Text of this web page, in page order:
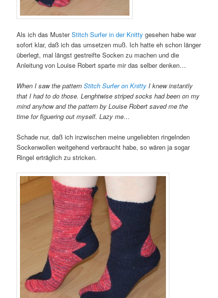
Als ich das MusterStitch Surfer in der Knitty gesehen habe war
sofort klar, daß ich das umsetzen muß. Ich hatte eh schon länger
überlegt, mal längst gestreifte Socken zu machen und die
Anleitung von Louise Robert sparte mir das selber denken…
When I saw the patternStitch Surfer on Knitty I knew instantly
that I had to do those. Lenghtwise striped socks had been on my
mind anyhow and the pattern by Louise Robert saved me the
time for figuering out myself. Lazy me…
Schade nur, daß ich inzwischen meine ungeliebten ringelnden
Sockenwollen weitgehend verbraucht habe, so wären ja sogar
Ringel erträglich zu stricken.